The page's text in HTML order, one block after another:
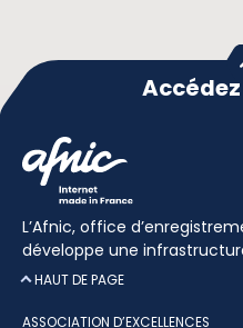
Accédez
L’Afnic, office
développe une
HAUT DE PAGE
ASSOCIATION D’EXCELLENCES